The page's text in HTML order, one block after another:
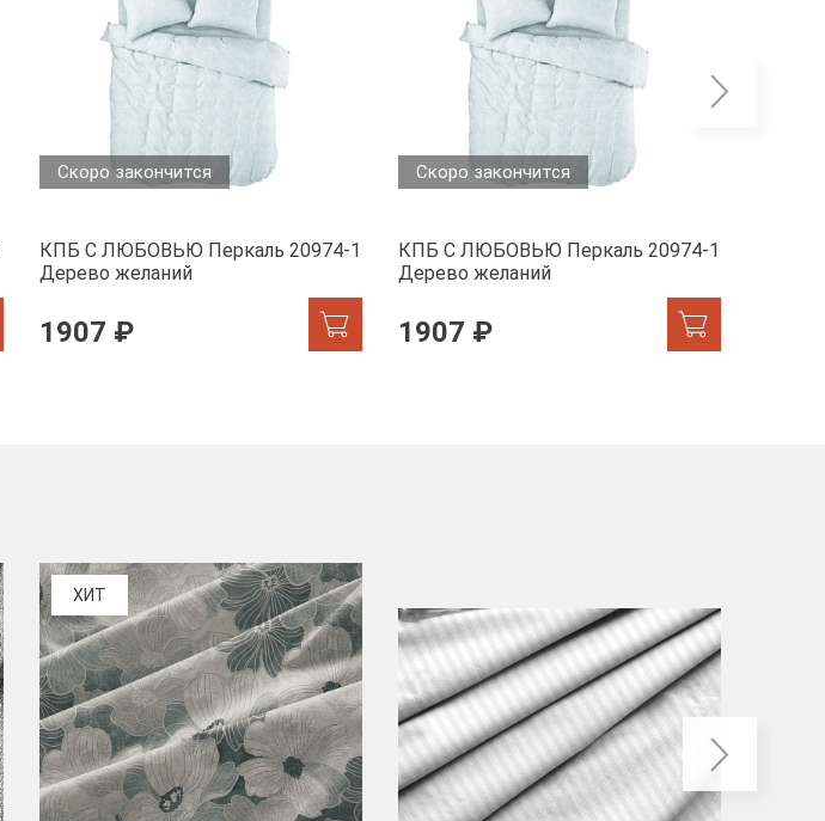
Скоро закончится
КПБ С ЛЮБОВЬЮ Перкаль 20974-1
Дерево желаний
1907 ₽
Скоро закончится
КПБ С ЛЮБОВЬЮ Перкаль 20974-1
Дерево желаний
1907 ₽
ХИТ